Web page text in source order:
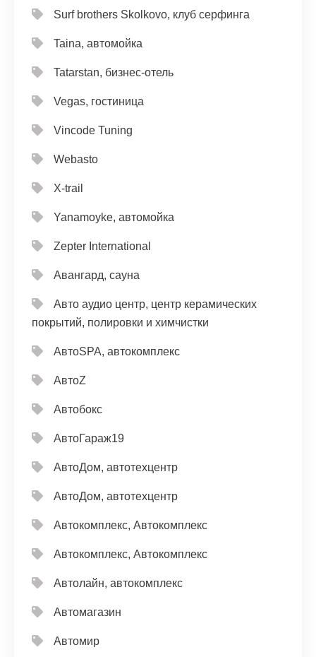
Surf brothers Skolkovo, клуб серфинга
Taina, автомойка
Tatarstan, бизнес-отель
Vegas, гостиница
Vincode Tuning
Webasto
X-trail
Yanamoyke, автомойка
Zepter International
Авангард, сауна
Авто аудио центр, центр керамических
покрытий, полировки и химчистки
АвтоSPA, автокомплекс
АвтоZ
Автобокс
АвтоГараж19
АвтоДом, автотехцентр
АвтоДом, автотехцентр
Автокомплекс, Автокомплекс
Автокомплекс, Автокомплекс
Автолайн, автокомплекс
Автомагазин
Автомир